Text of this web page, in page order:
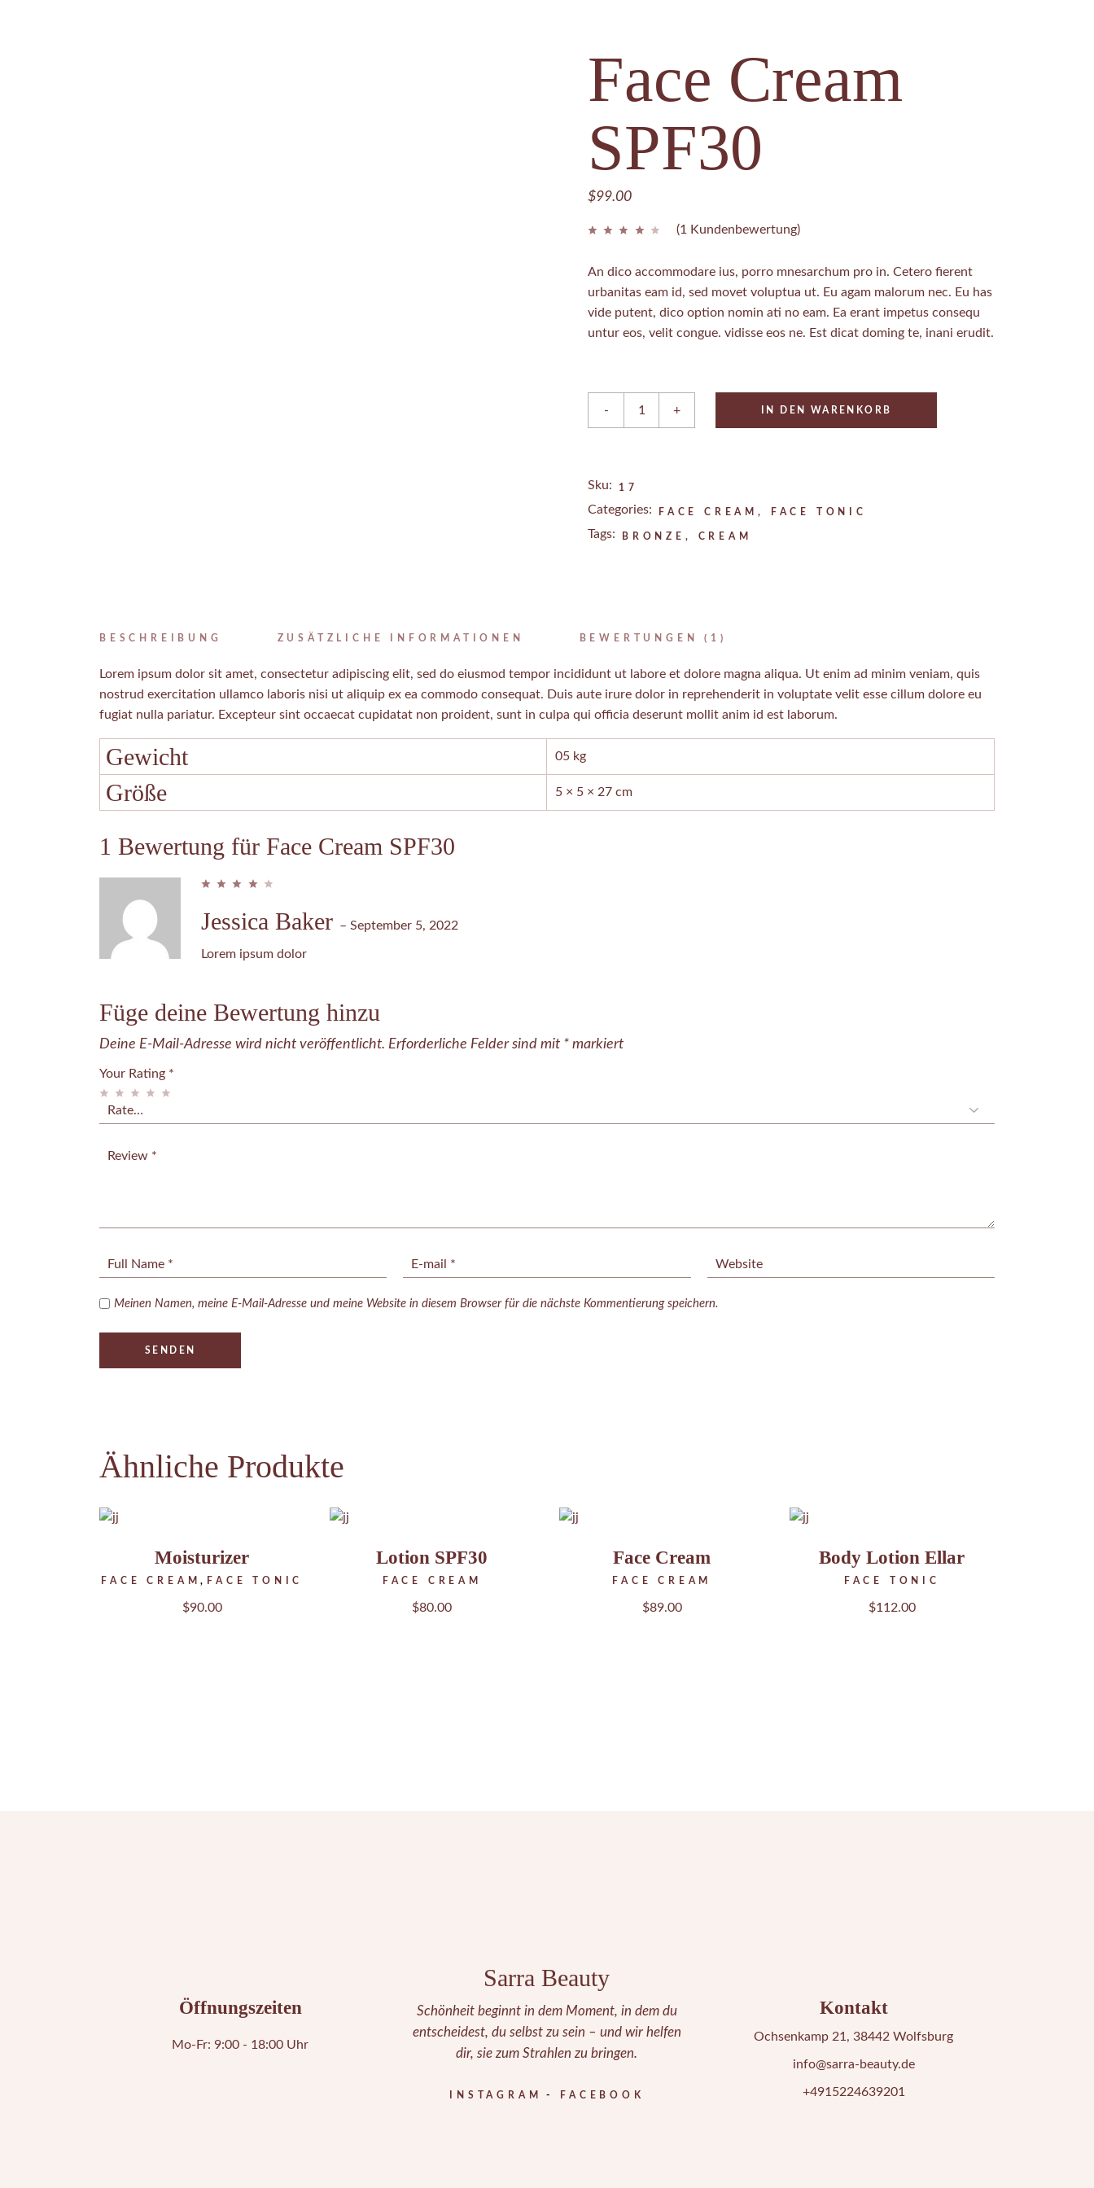
Face Cream
SPF30
$99.00
(1 Kundenbewertung)
An dico accommodare ius, porro mnesarchum pro in. Cetero fierent
urbanitas eam id, sed movet voluptua ut. Eu agam malorum nec. Eu has
vide putent, dico option nomin ati no eam. Ea erant impetus consequ
untur eos, velit congue. vidisse eos ne. Est dicat doming te, inani erudit.
-
+ IN DEN WARENKORB
Sku: 17
Categories: FACE CREAM, FACE TONIC
Tags: BRONZE , CREAM
BESCHREIBUNG ZUSÄTZLICHE INFORMATIONEN BEWERTUNGEN (1)
Lorem ipsum dolor sit amet, consectetur adipiscing elit, sed do eiusmod tempor incididunt ut labore et dolore magna aliqua. Ut enim ad minim veniam, quis
nostrud exercitation ullamco laboris nisi ut aliquip ex ea commodo consequat. Duis aute irure dolor in reprehenderit in voluptate velit esse cillum dolore eu
fugiat nulla pariatur. Excepteur sint occaecat cupidatat non proident, sunt in culpa qui officia deserunt mollit anim id est laborum.
Gewicht 05 kg
Größe 5 × 5 × 27 cm
1 Bewertung für Face Cream SPF30
Jessica Baker – September 5, 2022
Lorem ipsum dolor
Füge deine Bewertung hinzu
Deine E-Mail-Adresse wird nicht veröffentlicht. Erforderliche Felder sind mit * markiert
Your Rating *
Meinen Namen, meine E-Mail-Adresse und meine Website in diesem Browser für die nächste Kommentierung speichern.
SENDEN
Ähnliche Produkte
Moisturizer
FACE CREAM FACE TONIC
$90.00
Lotion SPF30
FACE CREAM
$80.00
Face Cream
FACE CREAM
$89.00
Body Lotion Ellar
FACE TONIC
$112.00
Öffnungszeiten
Mo-Fr: 9:00 - 18:00 Uhr
Sarra Beauty
Schönheit beginnt in dem Moment, in dem du
entscheidest, du selbst zu sein – und wir helfen
dir, sie zum Strahlen zu bringen.
INSTAGRAM FACEBOOK
Kontakt
Ochsenkamp 21, 38442 Wolfsburg
info@sarra-beauty.de
+4915224639201